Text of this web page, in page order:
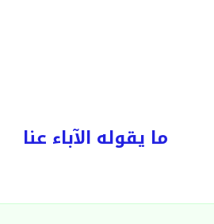
ما يقوله الآباء عنا